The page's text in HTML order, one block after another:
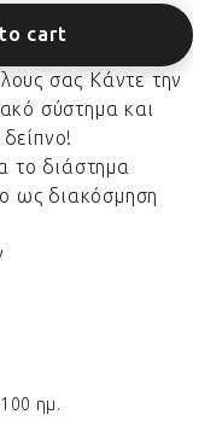
cart
σας Κάντε την
σύστημα και
το διάστημα
ως διακόσμηση
ημ.